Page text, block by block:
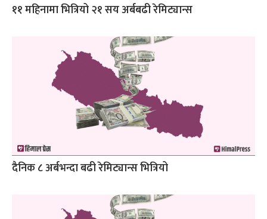
११ महिनामा भित्रियो २१ सय अर्बबढी रेमिट्यान्स
दैनिक ८ अर्बभन्दा बढी रेमिट्यान्स भित्रियो